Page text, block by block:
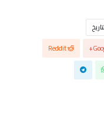
Reddit